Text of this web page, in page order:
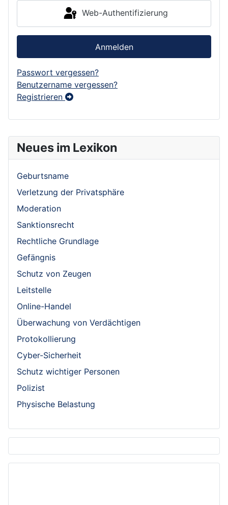
Neues im Lexikon
Geburtsname
Verletzung der Privatsphäre
Moderation
Sanktionsrecht
Rechtliche Grundlage
Gefängnis
Schutz von Zeugen
Leitstelle
Online-Handel
Überwachung von Verdächtigen
Protokollierung
Cyber-Sicherheit
Schutz wichtiger Personen
Polizist
Physische Belastung
Web-Authentifizierung
Anmelden
Passwort vergessen?
Benutzername vergessen?
Registrieren